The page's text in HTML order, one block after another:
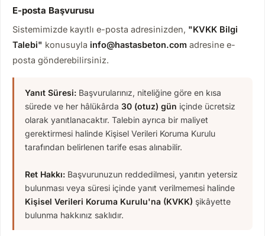
E-posta Başvurusu
Sistemimizde kayıtlı e-posta adresinizden, "KVKK Bilgi
Talebi" konusuyla info@hastasbeton.com adresine e-
posta gönderebilirsiniz.
Yanıt Süresi: Başvurularınız, niteliğine göre en kısa
sürede ve her hâlükârda 30 (otuz) gün içinde ücretsiz
olarak yanıtlanacaktır. Talebin ayrıca bir maliyet
gerektirmesi halinde Kişisel Verileri Koruma Kurulu
tarafından belirlenen tarife esas alınabilir.
Ret Hakkı: Başvurunuzun reddedilmesi, yanıtın yetersiz
bulunması veya süresi içinde yanıt verilmemesi halinde
Kişisel Verileri Koruma Kurulu'na (KVKK) şikâyette
bulunma hakkınız saklıdır.